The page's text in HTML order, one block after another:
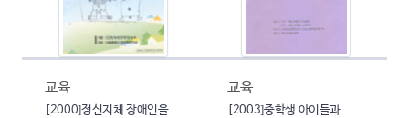
교육
[2000]정신지체 장애인을
교육
[2003]중학생 아이들과